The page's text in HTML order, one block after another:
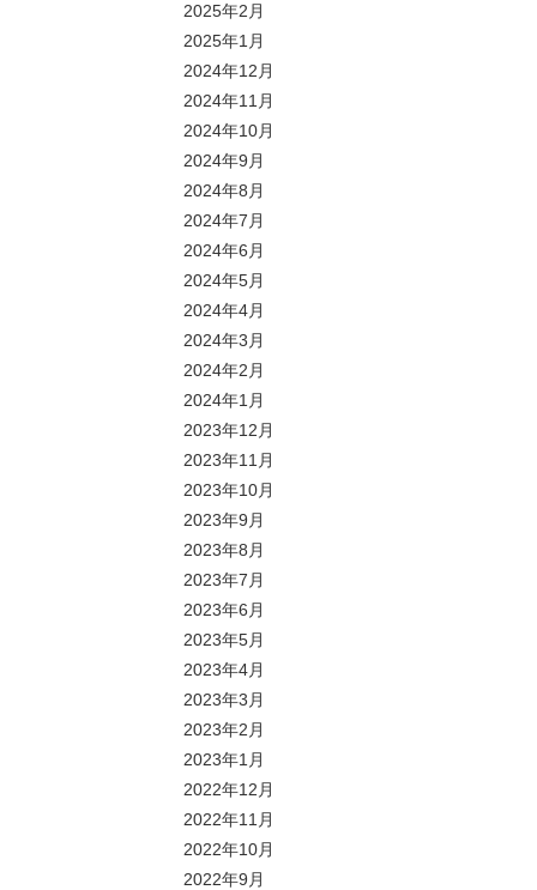
2025年2月
2025年1月
2024年12月
2024年11月
2024年10月
2024年9月
2024年8月
2024年7月
2024年6月
2024年5月
2024年4月
2024年3月
2024年2月
2024年1月
2023年12月
2023年11月
2023年10月
2023年9月
2023年8月
2023年7月
2023年6月
2023年5月
2023年4月
2023年3月
2023年2月
2023年1月
2022年12月
2022年11月
2022年10月
2022年9月